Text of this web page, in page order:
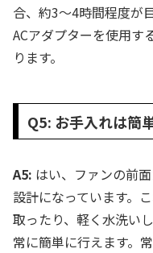
合、約3〜4時間程度が
ACアダプターを使用す
ります。
Q5: お手入れは簡
A5: はい、ファンの前
設計になっています。
取ったり、軽く水洗い
常に簡単に行えます。